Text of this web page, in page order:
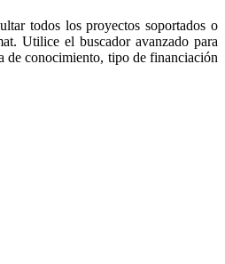
todos los proyectos soportados o
Utilice el buscador avanzado para
de conocimiento, tipo de financiación